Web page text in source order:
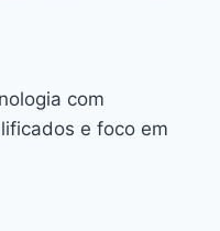
com
e foco em